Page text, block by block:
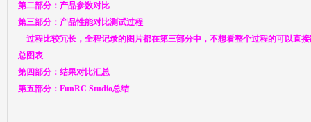
第二部分：产品参数对比
第三部分：产品性能对比测试过程
过程比较冗长，全程记录的图片都在第三部分中，不想看整个过程的可以直
总图表
第四部分：结果对比汇总
第五部分：FunRC Studio总结